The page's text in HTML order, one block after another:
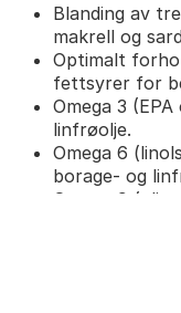
Blanding av
makrell og
Optimalt
fettsyrer for
Omega 3
linfrøolje.
Omega 6
borage- og
Omega 9
og andre